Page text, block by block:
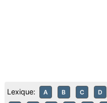
Lexique: A B C D